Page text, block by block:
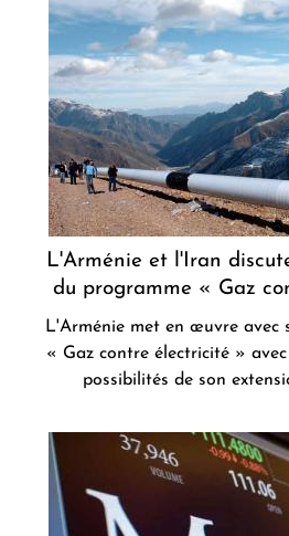
L'Arménie et l'Iran
du programme « Gaz
L'Arménie met en œuvre avec
« Gaz contre électricité »
possibilités de son